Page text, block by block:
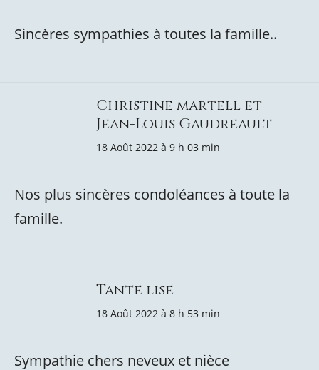
Sincères sympathies à toutes la famille..
Christine martell et
Jean-Louis Gaudreault
18 Août 2022 à 9 h 03 min
Nos plus sincères condoléances à toute la
famille.
Tante lise
18 Août 2022 à 8 h 53 min
Sympathie chers neveux et nièce